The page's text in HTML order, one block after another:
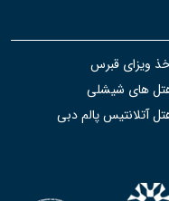
ویزای قبرس
های شیشلی
آتلانتیس پالم دبی